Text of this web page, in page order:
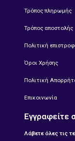
Τρόπος πληρωμής
Τρόπος αποστολής
Πολιτική
Όροι Χρήσης
Πολιτική
Επικοινωνία
Εγγραφείτε
Λάβετε όλες τις